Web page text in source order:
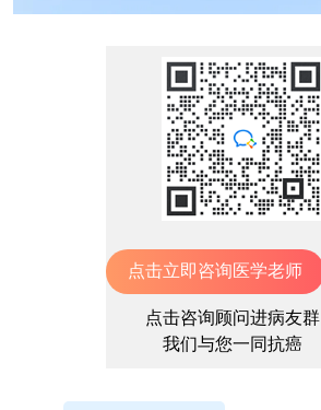
点击立即咨询医学老师
点击咨询顾问进病友群
我们与您一同抗癌